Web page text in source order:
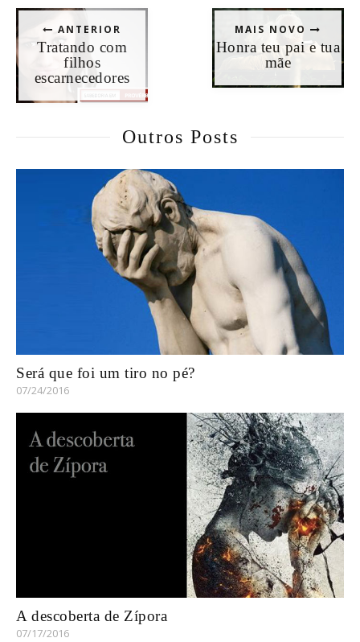
ANTERIOR
Tratando com
filhos
escarnecedores
MAIS NOVO
Honra teu pai e tua
mãe
Outros Posts
Será que foi um tiro no pé?
07/24/2016
A descoberta de Zípora
07/17/2016